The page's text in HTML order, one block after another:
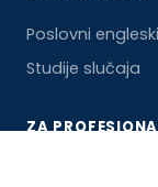
Poslovni
Studije slučaja
ZA